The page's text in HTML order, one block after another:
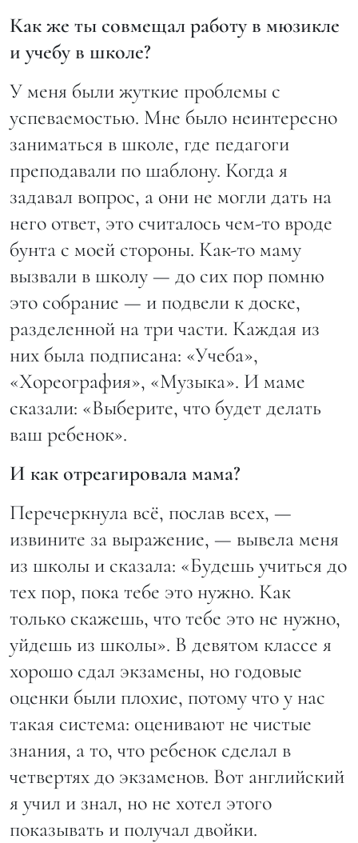
Как же ты совмещал работу в мюзикле
и учебу в школе?
У меня были жуткие проблемы с
успеваемостью. Мне было неинтересно
заниматься в школе, где педагоги
преподавали по шаблону. Когда я
задавал вопрос, а они не могли дать на
него ответ, это считалось чем-то вроде
бунта с моей стороны. Как-то маму
вызвали в школу — до сих пор помню
это собрание — и подвели к доске,
разделенной на три части. Каждая из
них была подписана: «Учеба»,
«Хореография», «Музыка». И маме
сказали: «Выберите, что будет делать
ваш ребенок».
И как отреагировала мама?
Перечеркнула всё, послав всех, —
извините за выражение, — вывела меня
из школы и сказала: «Будешь учиться до
тех пор, пока тебе это нужно. Как
только скажешь, что тебе это не нужно,
уйдешь из школы». В девятом классе я
хорошо сдал экзамены, но годовые
оценки были плохие, потому что у нас
такая система: оценивают не чистые
знания, а то, что ребенок сделал в
четвертях до экзаменов. Вот английский
я учил и знал, но не хотел этого
показывать и получал двойки.